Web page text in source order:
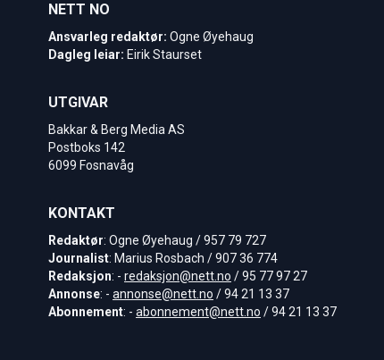
NETT NO
Ansvarleg redaktør: Ogne Øyehaug
Dagleg leiar: Eirik Staurset
UTGIVAR
Bakkar & Berg Media AS
Postboks 142
6099 Fosnavåg
KONTAKT
Redaktør: Ogne Øyehaug / 957 79 727
Journalist: Marius Rosbach / 907 36 774
Redaksjon: - redaksjon@nett.no / 95 77 97 27
Annonse: - annonse@nett.no / 94 21 13 37
Abonnement: - abonnement@nett.no / 94 21 13 37